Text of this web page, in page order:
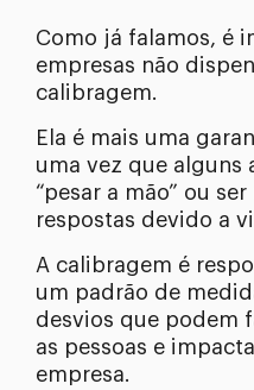
Como já falamos, é
empresas não
calibragem.
Ela é mais uma
uma vez que alguns
“pesar a mão” ou
respostas devido a
A calibragem é
um padrão de
desvios que podem
as pessoas e
empresa.